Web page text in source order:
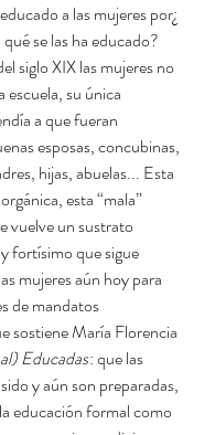
a las mujeres por
qué se las ha educado?
siglo XIX las mujeres no
escuela, su única
a que fueran
esposas, concubinas,
hijas, abuelas... Esta
esta “mala”
vuelve un sustrato
fortísimo que sigue
mujeres aún hoy para
de mandatos.
sostiene María Florencia
Educadas: que las
y aún son preparadas,
educación formal como